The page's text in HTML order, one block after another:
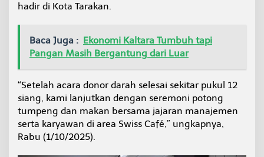
r
D
a
h
d
hadir di Kota Tarakan.
Baca Juga : Ekonomi Kaltara Tumbuh tapi
Pangan Masih Bergantung dari Luar
“Setelah acara donor darah selesai sekitar pukul 12
siang, kami lanjutkan dengan seremoni potong
tumpeng dan makan bersama jajaran manajemen
serta karyawan di area Swiss Café,” ungkapnya,
Rabu (1/10/2025).